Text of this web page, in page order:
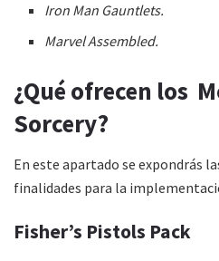
Iron Man Gauntlets.
Marvel Assembled.
¿Qué ofrecen los
Sorcery?
En este apartado se expondrás
finalidades para la
Fisher’s Pistols Pack